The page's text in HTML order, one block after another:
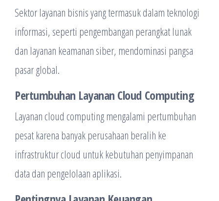
Sektor layanan bisnis yang termasuk dalam teknologi
informasi, seperti pengembangan perangkat lunak
dan layanan keamanan siber, mendominasi pangsa
pasar global.
Pertumbuhan Layanan Cloud Computing
Layanan cloud computing mengalami pertumbuhan
pesat karena banyak perusahaan beralih ke
infrastruktur cloud untuk kebutuhan penyimpanan
data dan pengelolaan aplikasi.